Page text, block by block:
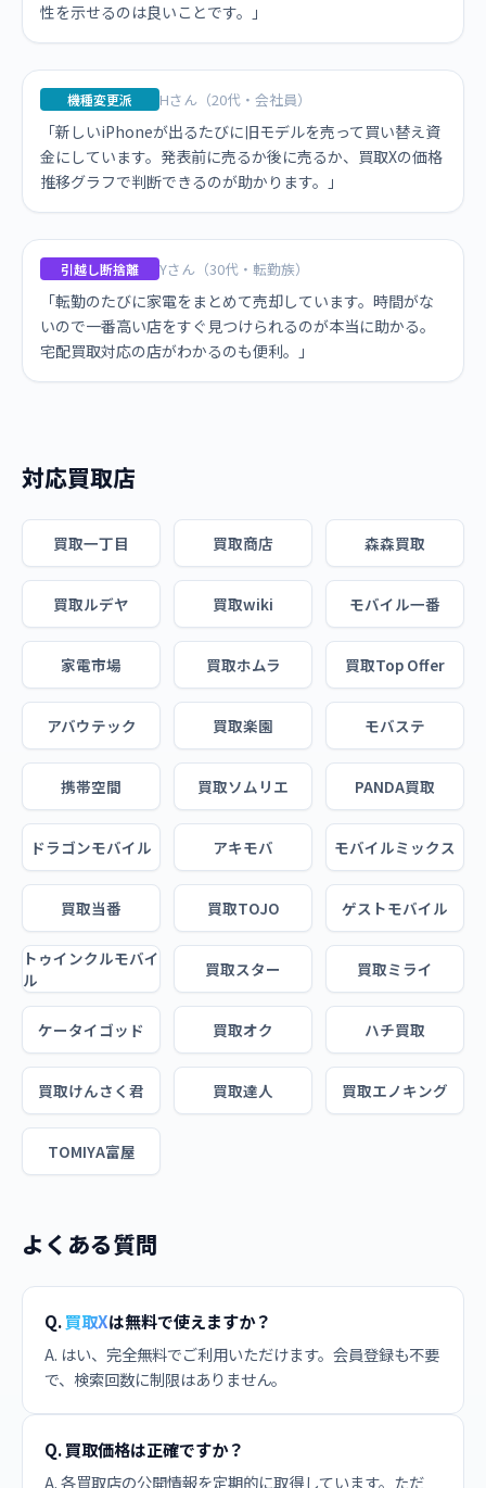
性を示せるのは良いことです。」
機種変更派 Hさん（20代・会社員）
「新しいiPhoneが出るたびに旧モデルを売って買い替え資
金にしています。発表前に売るか後に売るか、買取Xの価格
推移グラフで判断できるのが助かります。」
引越し断捨離 Yさん（30代・転勤族）
「転勤のたびに家電をまとめて売却しています。時間がな
いので一番高い店をすぐ見つけられるのが本当に助かる。
宅配買取対応の店がわかるのも便利。」
対応買取店
買取一丁目 買取商店 森森買取
買取ルデヤ 買取wiki モバイル一番
家電市場 買取ホムラ 買取Top Offer
アバウテック 買取楽園 モバステ
携帯空間 買取ソムリエ PANDA買取
ドラゴンモバイル アキモバ モバイルミックス
買取当番 買取TOJO ゲストモバイル
トゥインクルモバイ
ル
買取スター 買取ミライ
ケータイゴッド 買取オク ハチ買取
買取けんさく君 買取達人 買取エノキング
TOMIYA富屋
よくある質問
Q.買取Xは無料で使えますか？
A. はい、完全無料でご利用いただけます。会員登録も不要
で、検索回数に制限はありません。
Q. 買取価格は正確ですか？
A. 各買取店の公開情報を定期的に取得しています。ただ